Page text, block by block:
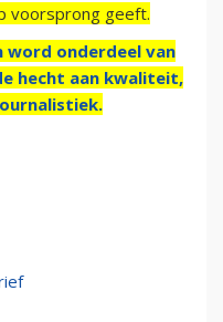
voorsprong geeft.
word onderdeel van
hecht aan kwaliteit,